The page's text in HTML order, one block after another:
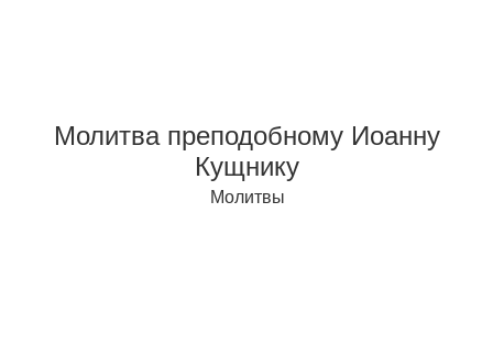
Молитва преподобному Иоанну
Кущнику
Молитвы